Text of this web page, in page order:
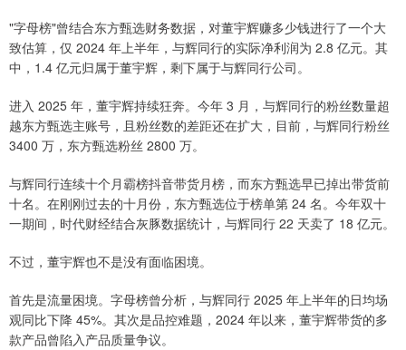
"字母榜"曾结合东方甄选财务数据，对董宇辉赚多少钱进行了一个大
致估算，仅 2024 年上半年，与辉同行的实际净利润为 2.8 亿元。其
中，1.4 亿元归属于董宇辉，剩下属于与辉同行公司。
进入 2025 年，董宇辉持续狂奔。今年 3 月，与辉同行的粉丝数量超
越东方甄选主账号，且粉丝数的差距还在扩大，目前，与辉同行粉丝
3400 万，东方甄选粉丝 2800 万。
与辉同行连续十个月霸榜抖音带货月榜，而东方甄选早已掉出带货前
十名。在刚刚过去的十月份，东方甄选位于榜单第 24 名。今年双十
一期间，时代财经结合灰豚数据统计，与辉同行 22 天卖了 18 亿元。
不过，董宇辉也不是没有面临困境。
首先是流量困境。字母榜曾分析，与辉同行 2025 年上半年的日均场
观同比下降 45%。其次是品控难题，2024 年以来，董宇辉带货的多
款产品曾陷入产品质量争议。